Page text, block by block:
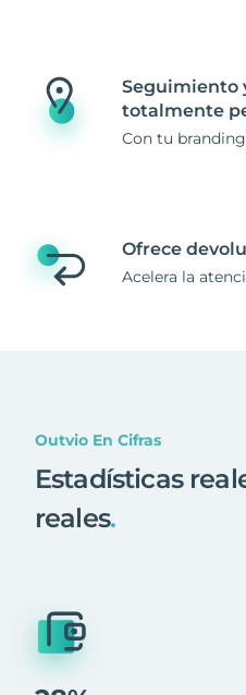
Seguimiento
totalmente
Con tu
Ofrece
Acelera la
Outvio En Cifras
Estadísticas
reales.